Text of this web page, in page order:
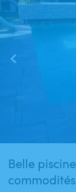
Belle
commodités